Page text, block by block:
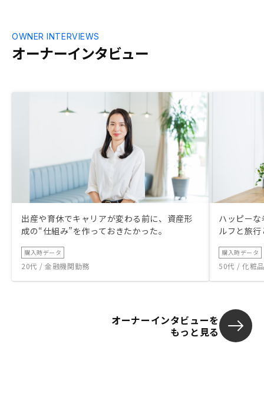
オーナーインタビュー
OWNER INTERVIEWS
出産や育休でキャリアが変わる前に、資産形
成の“仕組み”を作っておきたかった。
購入時データ
20代 / 金融機関勤務
ハッピー
ルフと旅
購入時データ
50代 / 化粧
オーナーインタビューを
もっと見る